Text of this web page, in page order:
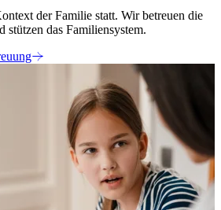
der Familie statt. Wir betreuen die
das Familiensystem.